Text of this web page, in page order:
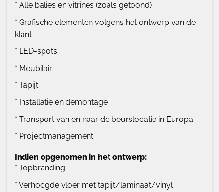
* Alle balies en vitrines (zoals getoond)
* Grafische elementen volgens het ontwerp van de
klant
* LED-spots
* Meubilair
* Tapijt
* Installatie en demontage
* Transport van en naar de beurslocatie in Europa
* Projectmanagement
Indien opgenomen in het ontwerp:
* Topbranding
* Verhoogde vloer met tapijt/laminaat/vinyl